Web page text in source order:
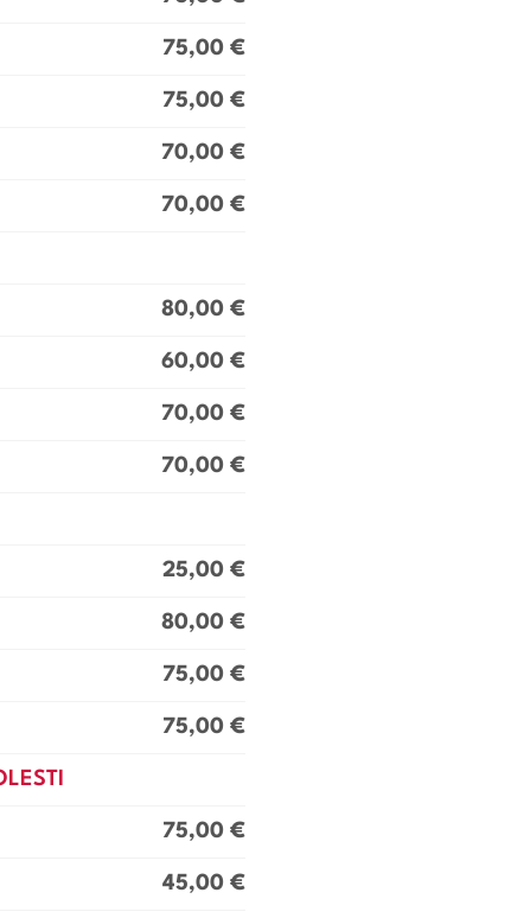
75,00 €
75,00 €
70,00 €
70,00 €
80,00 €
60,00 €
70,00 €
70,00 €
25,00 €
80,00 €
75,00 €
75,00 €
75,00 €
45,00 €